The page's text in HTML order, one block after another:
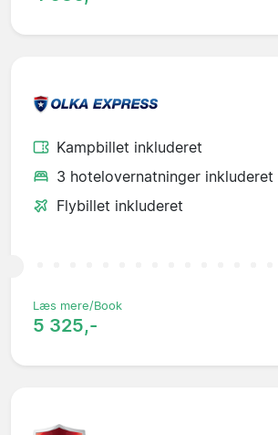
Kampbillet inkluderet
3 hotelovernatninger inkluderet
Flybillet inkluderet
Læs mere/Book
5 325,-